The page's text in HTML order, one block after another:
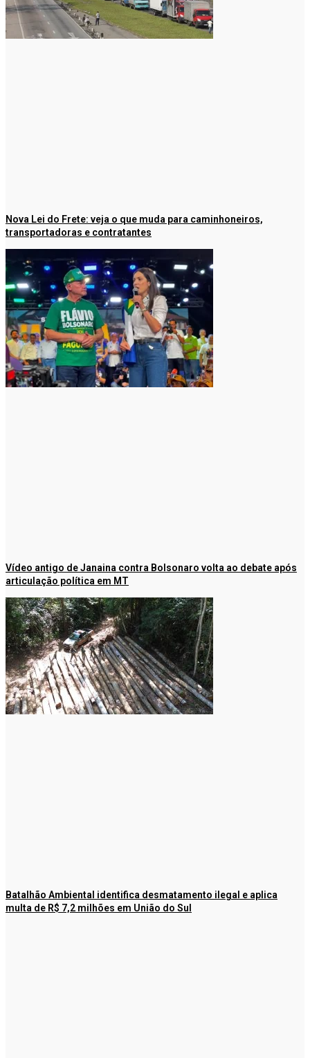
Nova Lei do Frete: veja o que muda para caminhoneiros,
transportadoras e contratantes
Vídeo antigo de Janaina contra Bolsonaro volta ao debate após
articulação política em MT
Batalhão Ambiental identifica desmatamento ilegal e aplica
multa de R$ 7,2 milhões em União do Sul